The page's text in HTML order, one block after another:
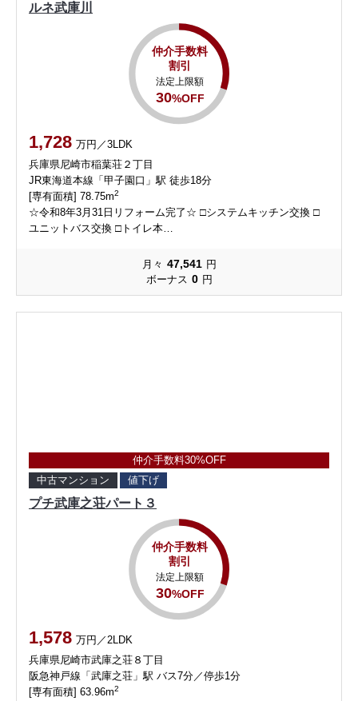
ルネ武庫川
仲介手数料
割引
法定上限額
30%OFF
1,728 万円／3LDK
兵庫県尼崎市稲葉荘２丁目
JR東海道本線「甲子園口」駅 徒歩18分
[専有面積] 78.75m2
☆令和8年3月31日リフォーム完了☆ □システムキッチン交換 □
ユニットバス交換 □トイレ本…
月々 47,541 円
ボーナス 0 円
仲介手数料30%OFF
中古マンション
値下げ
プチ武庫之荘パート３
仲介手数料
割引
法定上限額
30%OFF
1,578 万円／2LDK
兵庫県尼崎市武庫之荘８丁目
阪急神戸線「武庫之荘」駅 バス7分／停歩1分
[専有面積] 63.96m2